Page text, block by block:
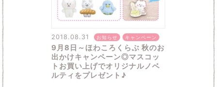
2018.08.31 お知らせ キャンペーン
9月8日～ほわころくらぶ 秋のお
出かけキャンペーン◎マスコッ
トお買い上げでオリジナルノベ
ルティをプレゼント♪